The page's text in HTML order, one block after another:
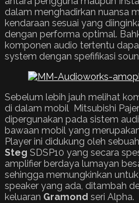
dalam menghadirkan nuansa
kendaraan sesuai yang
dengan performa optimal.
komponen audio tertentu
system dengan spefifikasi
Sebelum lebih jauh melihat
di dalam mobil Mitsubishi
dipergunakan pada sistem
bawaan mobil yang
Player ini didukung oleh
Steg SDSP10 yang secara
amplifier berdaya lumayan
sehingga memungkinkan
speaker yang ada, ditambah
keluaran Gramond seri Alpha.